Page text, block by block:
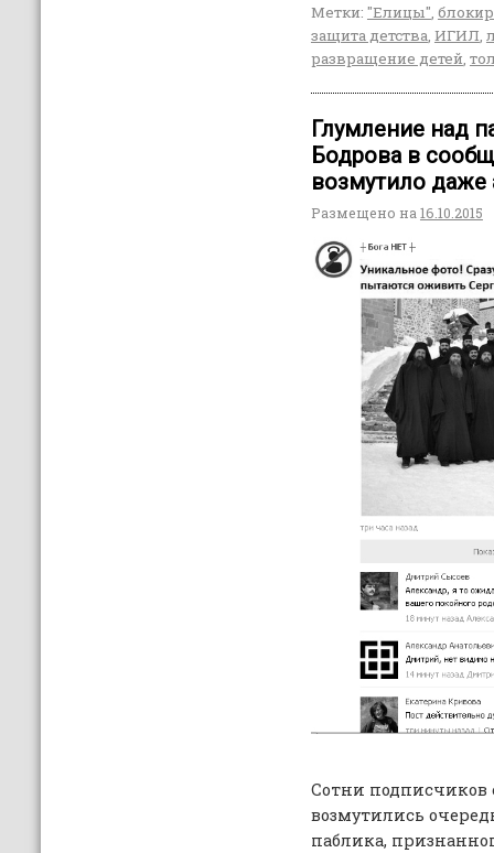
Метки: "Елицы",
защита детства, ИГИЛ,
развращение детей,
Глумление над
Бодрова в
возмутило даже
Размещено на 16.10.2015
Сотни подписчиков
возмутились
паблика,